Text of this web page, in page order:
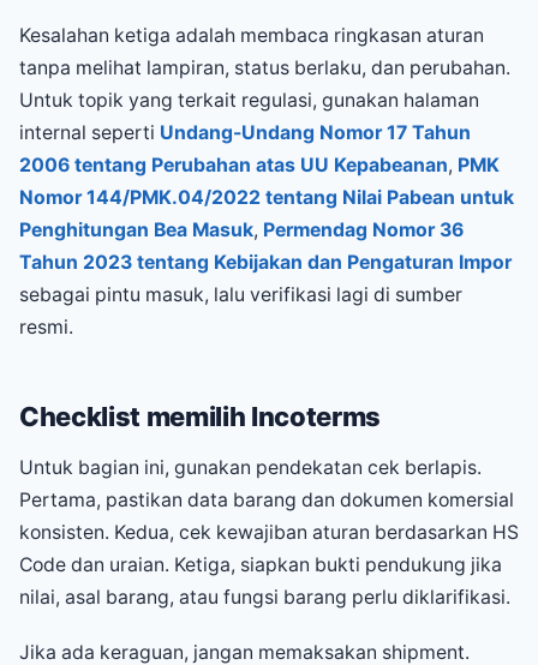
Kesalahan ketiga adalah membaca ringkasan aturan
tanpa melihat lampiran, status berlaku, dan perubahan.
Untuk topik yang terkait regulasi, gunakan halaman
internal seperti Undang-Undang Nomor 17 Tahun
2006 tentang Perubahan atas UU Kepabeanan, PMK
Nomor 144/PMK.04/2022 tentang Nilai Pabean untuk
Penghitungan Bea Masuk, Permendag Nomor 36
Tahun 2023 tentang Kebijakan dan Pengaturan Impor
sebagai pintu masuk, lalu verifikasi lagi di sumber
resmi.
Checklist memilih Incoterms
Untuk bagian ini, gunakan pendekatan cek berlapis.
Pertama, pastikan data barang dan dokumen komersial
konsisten. Kedua, cek kewajiban aturan berdasarkan HS
Code dan uraian. Ketiga, siapkan bukti pendukung jika
nilai, asal barang, atau fungsi barang perlu diklarifikasi.
Jika ada keraguan, jangan memaksakan shipment.